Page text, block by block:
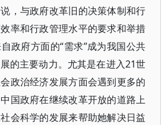
，与政府改革旧的决策体制和行
率和行政管理水平的要求和举措
政府方面的“需求”成为我国公共
的主要动力。尤其是在进入21世
政治经济发展方面会遇到更多的
国政府在继续改革开放的道路上
会科学的发展来帮助她解决日益